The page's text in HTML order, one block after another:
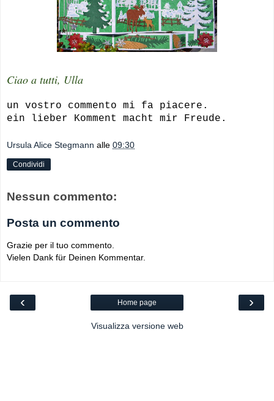
Ciao a tutti, Ulla
un vostro commento mi fa piacere.
ein lieber Komment macht mir Freude.
Ursula Alice Stegmann alle 09:30
Condividi
Nessun commento:
Posta un commento
Grazie per il tuo commento.
Vielen Dank für Deinen Kommentar.
‹ ›
Home page
Visualizza versione web